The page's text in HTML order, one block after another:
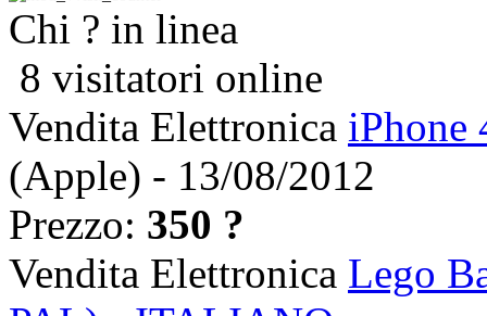
Chi ? in linea
8 visitatori online
Vendita Elettronica iPhone
(Apple) - 13/08/2012
Prezzo: 350 ?
Vendita Elettronica Lego